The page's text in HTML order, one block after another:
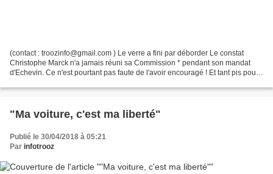
(contact : troozinfo@gmail.com ) Le verre a fini par déborder Le constat
Christophe Marck n'a jamais réuni sa Commission * pendant son mandat
d'Echevin. Ce n'est pourtant pas faute de l'avoir encouragé ! Et tant pis pour
"Ma voiture, c'est ma liberté"
Publié le 30/04/2018 à 05:21
Par infotrooz